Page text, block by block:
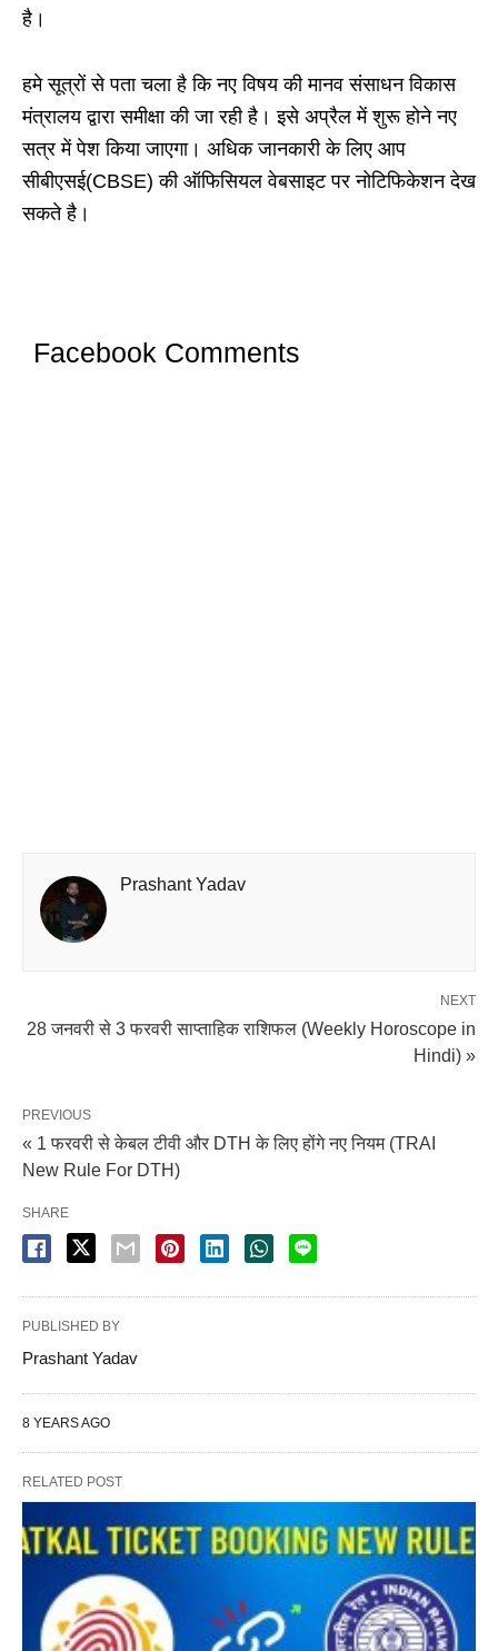
है।
हमे सूत्रों से पता चला है कि नए विषय की मानव संसाधन विकास
मंत्रालय द्वारा समीक्षा की जा रही है। इसे अप्रैल में शुरू होने नए
सत्र में पेश किया जाएगा। अधिक जानकारी के लिए आप
सीबीएसई(CBSE) की ऑफिसियल वेबसाइट पर नोटिफिकेशन देख
सकते है।
Facebook Comments
Prashant Yadav
NEXT
28 जनवरी से 3 फरवरी साप्‍ताहिक राशिफल (Weekly Horoscope in
Hindi) »
PREVIOUS
« 1 फरवरी से केबल टीवी और DTH के लिए होंगे नए नियम (TRAI
New Rule For DTH)
SHARE
PUBLISHED BY
Prashant Yadav
8 YEARS AGO
RELATED POST